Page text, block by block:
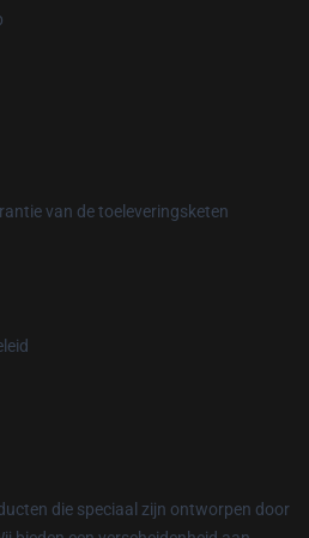
van de toeleveringsketen
die speciaal zijn ontworpen door